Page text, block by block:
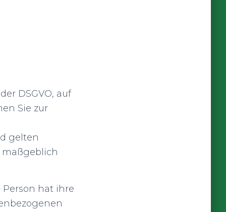
DSGVO, auf
Sie zur
gelten
maßgeblich
Person hat ihre